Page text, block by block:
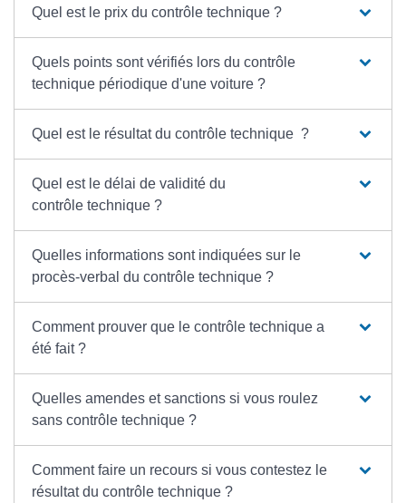
Quel est le prix du contrôle technique ?
Quels points sont vérifiés lors du contrôle
technique périodique d'une voiture ?
Quel est le résultat du contrôle technique ?
Quel est le délai de validité du
contrôle technique ?
Quelles informations sont indiquées sur le
procès-verbal du contrôle technique ?
Comment prouver que le contrôle technique a
été fait ?
Quelles amendes et sanctions si vous roulez
sans contrôle technique ?
Comment faire un recours si vous contestez le
résultat du contrôle technique ?